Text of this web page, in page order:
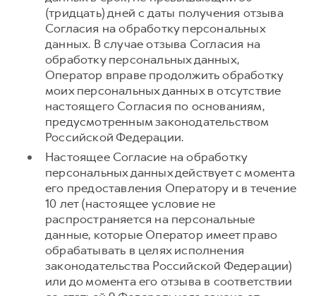
(тридцать) дней с даты получения отзыва
Согласия на обработку персональных
данных. В случае отзыва Согласия на
обработку персональных данных,
Оператор вправе продолжить обработку
моих персональных данных в отсутствие
настоящего Согласия по основаниям,
предусмотренным законодательством
Российской Федерации.
Настоящее Согласие на обработку
персональных данных действует с момента
его предоставления Оператору и в течение
10 лет (настоящее условие не
распространяется на персональные
данные, которые Оператор имеет право
обрабатывать в целях исполнения
законодательства Российской Федерации)
или до момента его отзыва в соответствии